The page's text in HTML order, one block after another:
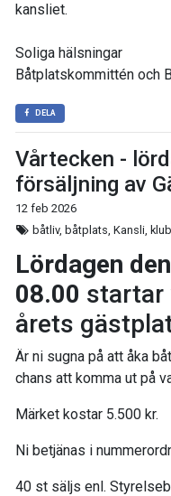
kansliet.
Soliga hälsningar
Båtplatskommittén och
DELA
Vårtecken -
försäljning av
12 feb 2026
båtliv, båtplats, Kansli,
Lördagen
08.00 startar
årets
Är ni sugna på att åka
chans att komma ut på
Märket kostar 5.500 kr.
Ni betjänas i
40 st säljs enl.